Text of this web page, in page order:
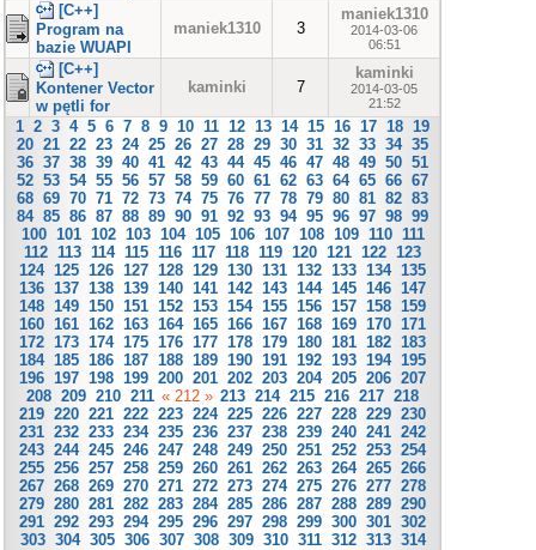
[C++]
Program na
bazie WUAPI
maniek1310 3
maniek1310
2014-03-06
06:51
[C++]
Kontener Vector
w pętli for
kaminki 7
kaminki
2014-03-05
21:52
1 2 3 4 5 6 7 8 9 10 11 12 13 14 15 16 17 18 19
20 21 22 23 24 25 26 27 28 29 30 31 32 33 34 35
36 37 38 39 40 41 42 43 44 45 46 47 48 49 50 51
52 53 54 55 56 57 58 59 60 61 62 63 64 65 66 67
68 69 70 71 72 73 74 75 76 77 78 79 80 81 82 83
84 85 86 87 88 89 90 91 92 93 94 95 96 97 98 99
100 101 102 103 104 105 106 107 108 109 110 111
112 113 114 115 116 117 118 119 120 121 122 123
124 125 126 127 128 129 130 131 132 133 134 135
136 137 138 139 140 141 142 143 144 145 146 147
148 149 150 151 152 153 154 155 156 157 158 159
160 161 162 163 164 165 166 167 168 169 170 171
172 173 174 175 176 177 178 179 180 181 182 183
184 185 186 187 188 189 190 191 192 193 194 195
196 197 198 199 200 201 202 203 204 205 206 207
208 209 210 211 « 212 » 213 214 215 216 217 218
219 220 221 222 223 224 225 226 227 228 229 230
231 232 233 234 235 236 237 238 239 240 241 242
243 244 245 246 247 248 249 250 251 252 253 254
255 256 257 258 259 260 261 262 263 264 265 266
267 268 269 270 271 272 273 274 275 276 277 278
279 280 281 282 283 284 285 286 287 288 289 290
291 292 293 294 295 296 297 298 299 300 301 302
303 304 305 306 307 308 309 310 311 312 313 314